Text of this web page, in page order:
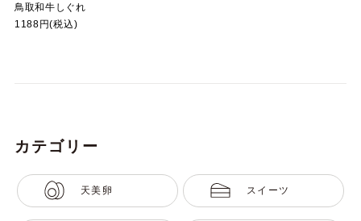
鳥取和牛しぐれ
1188円(税込)
カテゴリー
天美卵 スイーツ